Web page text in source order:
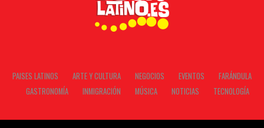
PAISES LATINOS ARTE Y CULTURA NEGOCIOS EVENTOS
FARÁNDULA
GASTRONOMÍA
INMIGRACIÓN MÚSICA NOTICIAS TECNOLOGÍA